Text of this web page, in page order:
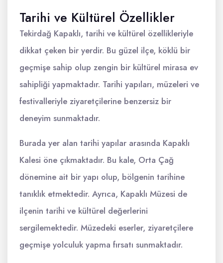
Tarihi ve Kültürel Özellikler
Tekirdağ Kapaklı, tarihi ve kültürel özellikleriyle
dikkat çeken bir yerdir. Bu güzel ilçe, köklü bir
geçmişe sahip olup zengin bir kültürel mirasa ev
sahipliği yapmaktadır. Tarihi yapıları, müzeleri ve
festivalleriyle ziyaretçilerine benzersiz bir
deneyim sunmaktadır.
Burada yer alan tarihi yapılar arasında Kapaklı
Kalesi öne çıkmaktadır. Bu kale, Orta Çağ
dönemine ait bir yapı olup, bölgenin tarihine
tanıklık etmektedir. Ayrıca, Kapaklı Müzesi de
ilçenin tarihi ve kültürel değerlerini
sergilemektedir. Müzedeki eserler, ziyaretçilere
geçmişe yolculuk yapma fırsatı sunmaktadır.